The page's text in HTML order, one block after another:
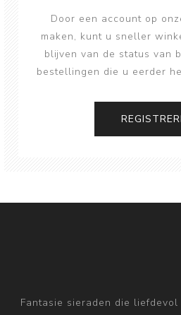
Door een account op
maken, kunt u sneller
blijven van de status van
bestellingen die u eerder
Fantasie sieraden die